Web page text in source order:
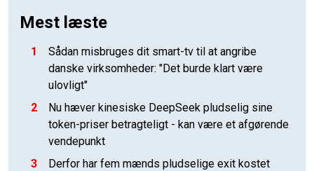
Mest læste
1
Sådan misbruges dit smart-tv til at angribe
danske virksomheder: "Det burde klart være
ulovligt"
2
Nu hæver kinesiske DeepSeek pludselig sine
token-priser betragteligt - kan være et afgørende
vendepunkt
3
Derfor har fem mænds pludselige exit kostet